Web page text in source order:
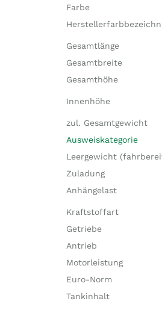
Farbe
Gesamtlänge
Gesamtbreite
Gesamthöhe
Innenhöhe
zul. Gesamtgewicht
Ausweiskategorie
Leergewicht
Zuladung
Anhängelast
Kraftstoffart
Getriebe
Antrieb
Motorleistung
Euro-Norm
Tankinhalt